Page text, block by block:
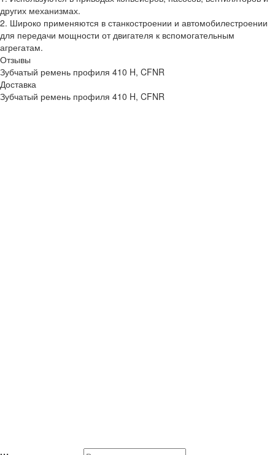
других механизмах.
2. Широко применяются в станкостроении и автомобилестроении
для передачи мощности от двигателя к вспомогательным
агрегатам.
Отзывы
Зубчатый ремень профиля 410 H, CFNR
Доставка
Зубчатый ремень профиля 410 H, CFNR